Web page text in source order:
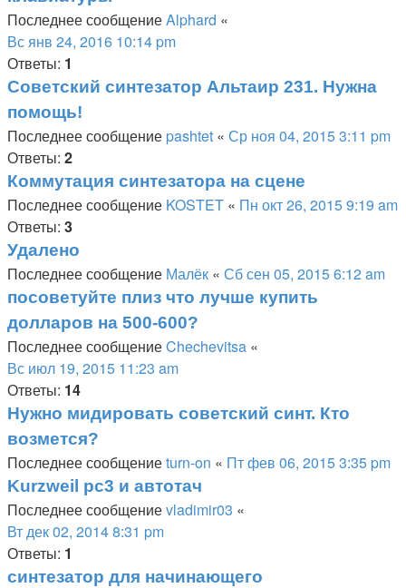
Последнее сообщениеAlphard «
Вс янв 24, 2016 10:14 pm
Ответы: 1
Советский синтезатор Альтаир 231. Нужна
помощь!
Последнее сообщение pashtet « Ср ноя 04, 2015 3:11 pm
Ответы: 2
Коммутация синтезатора на сцене
Последнее сообщение KOSTET « Пн окт 26, 2015 9:19 am
Ответы: 3
Удалено
Последнее сообщение Малёк « Сб сен 05, 2015 6:12 am
посоветуйте плиз что лучше купить
долларов на 500-600?
Последнее сообщениеChechevitsa «
Вс июл 19, 2015 11:23 am
Ответы: 14
Нужно мидировать советский синт. Кто
возмется?
Последнее сообщениеturn-on « Пт фев 06, 2015 3:35 pm
Kurzweil pc3 и автотач
Последнее сообщениеvladimir03 «
Вт дек 02, 2014 8:31 pm
Ответы: 1
синтезатор для начинающего